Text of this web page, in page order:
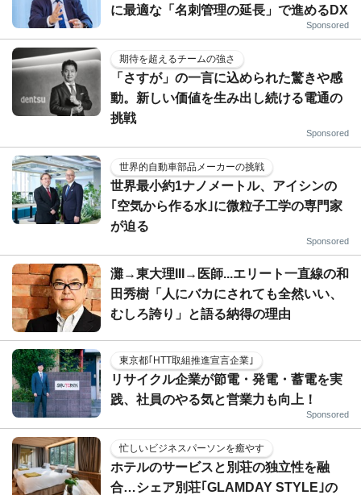
に最適な「名刺管理の延長」で進めるDX
Sponsored
期待を超えるチームの強さ
「さすが」の一言に込められた驚きや感
動。新しい価値を生み出し続ける電通の
挑戦
Sponsored
世界的自動車部品メーカーの挑戦
世界最小約1ナノメートル、アイシンの
｢空気から作る水｣に微粒子工学の専門家
が迫る
Sponsored
灘→東大理III→医師...エリート一直線の和
田秀樹「人にバカにされても全然いい、
むしろ誇り」と語る納得の理由
東京都｢HTT取組推進宣言企業｣
リサイクル企業が節電・発電・蓄電を実
践、社員のやる気と営業力も向上！
Sponsored
忙しいビジネスパーソンを癒やす
ホテルのサービスと別荘の独立性を融
合…シェア別荘｢GLAMDAY STYLE｣の